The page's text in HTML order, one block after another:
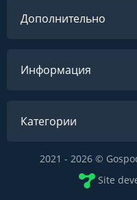
Дополнительно
Информация
Категории
2021 - 2026 ©
Site